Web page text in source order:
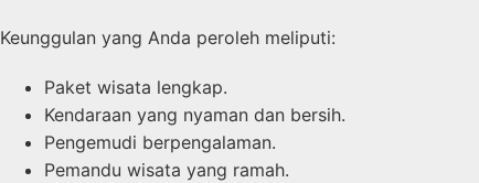
Keunggulan yang Anda peroleh meliputi:
Paket wisata lengkap.
Kendaraan yang nyaman dan bersih.
Pengemudi berpengalaman.
Pemandu wisata yang ramah.